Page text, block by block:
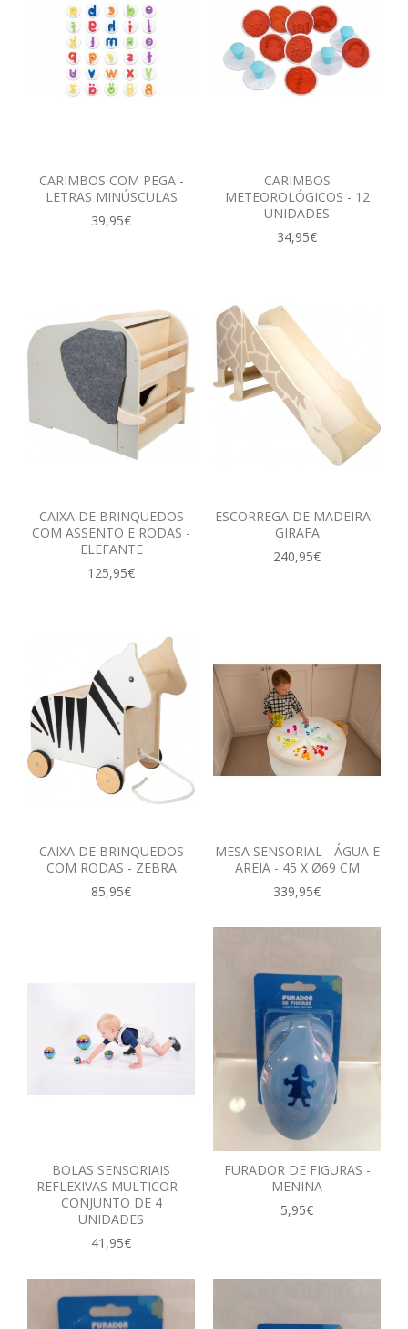
CARIMBOS COM PEGA -
LETRAS MINÚSCULAS
39,95€
CARIMBOS
METEOROLÓGICOS - 12
UNIDADES
34,95€
CAIXA DE BRINQUEDOS
COM ASSENTO E RODAS -
ELEFANTE
125,95€
ESCORREGA DE MADEIRA -
GIRAFA
240,95€
CAIXA DE BRINQUEDOS
COM RODAS - ZEBRA
85,95€
MESA SENSORIAL - ÁGUA E
AREIA - 45 X Ø69 CM
339,95€
BOLAS SENSORIAIS
REFLEXIVAS MULTICOR -
CONJUNTO DE 4
UNIDADES
41,95€
FURADOR DE FIGURAS -
MENINA
5,95€